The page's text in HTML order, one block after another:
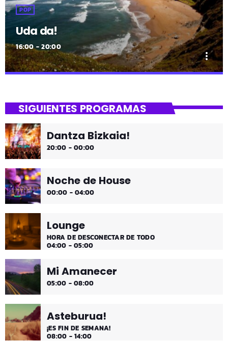
POP
Uda da!
16:00 - 20:00
more_vert
¡Toda la música!
¡Toda la música!
SIGUIENTES PROGRAMAS
Dantza Bizkaia!
20:00 - 00:00
Noche de House
00:00 - 04:00
Lounge
HORA DE DESCONECTAR DE TODO
04:00 - 05:00
Mi Amanecer
05:00 - 08:00
Asteburua!
¡ES FIN DE SEMANA!
08:00 - 14:00